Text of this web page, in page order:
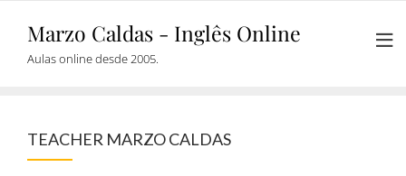
content
Marzo Caldas - Inglês Online
Aulas online desde 2005.
TEACHER MARZO CALDAS